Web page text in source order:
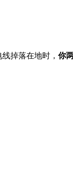
掉落在地时， 你